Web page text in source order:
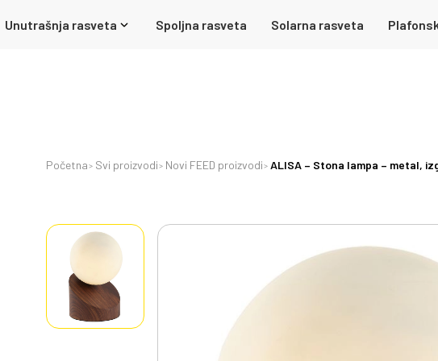
Unutrašnja rasveta Spoljna rasveta Solarna rasveta
Početna Svi proizvodi Novi FEED proizvodi ALISA – Stona lampa – metal,